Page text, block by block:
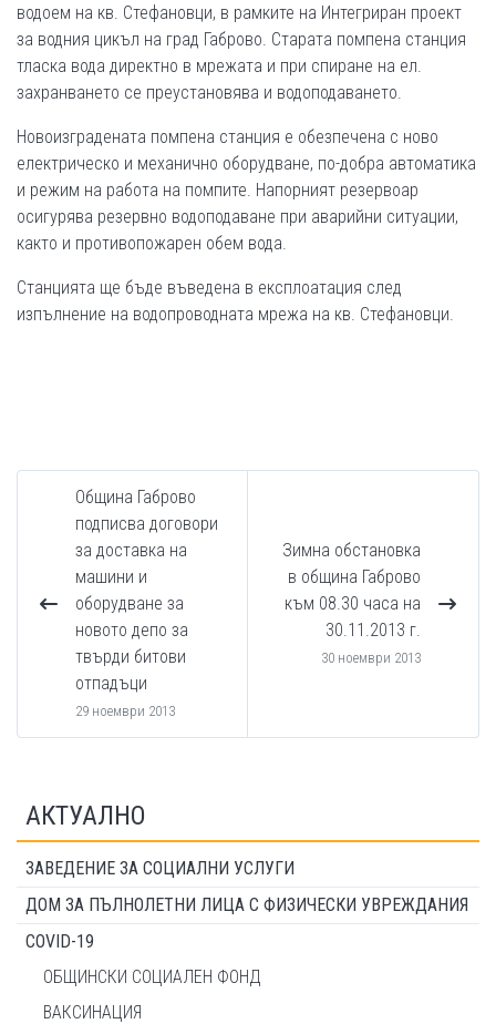
водоем на кв. Стефановци, в рамките на Интегриран проект
за водния цикъл на град Габрово. Старата помпена станция
тласка вода директно в мрежата и при спиране на ел.
захранването се преустановява и водоподаването.
Новоизградената помпена станция е обезпечена с ново
електрическо и механично оборудване, по-добра автоматика
и режим на работа на помпите. Напорният резервоар
осигурява резервно водоподаване при аварийни ситуации,
както и противопожарен обем вода.
Станцията ще бъде въведена в експлоатация след
изпълнение на водопроводната мрежа на кв. Стефановци.
Община Габрово
подписва договори
за доставка на
машини и
оборудване за
новото депо за
твърди битови
отпадъци
29 ноември 2013
Зимна обстановка
в община Габрово
към 08.30 часа на
30.11.2013 г.
30 ноември 2013
АКТУАЛНО
ЗАВЕДЕНИЕ ЗА СОЦИАЛНИ УСЛУГИ
ДОМ ЗА ПЪЛНОЛЕТНИ ЛИЦА С ФИЗИЧЕСКИ УВРЕЖДАНИЯ
COVID-19
ОБЩИНСКИ СОЦИАЛЕН ФОНД
ВАКСИНАЦИЯ